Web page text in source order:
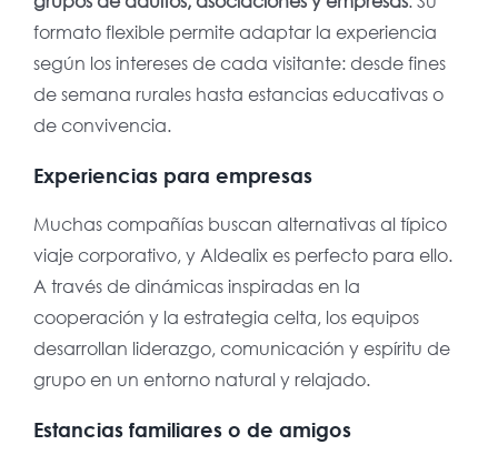
formato flexible permite adaptar la experiencia
según los intereses de cada visitante: desde fines
de semana rurales hasta estancias educativas o
de convivencia.
Experiencias para empresas
Muchas compañías buscan alternativas al típico
viaje corporativo, y Aldealix es perfecto para ello.
A través de dinámicas inspiradas en la
cooperación y la estrategia celta, los equipos
desarrollan liderazgo, comunicación y espíritu de
grupo en un entorno natural y relajado.
Estancias familiares o de amigos